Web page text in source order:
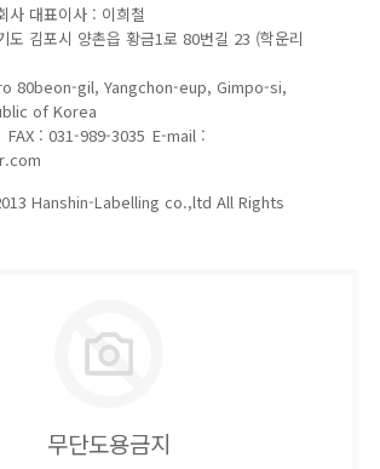
사 대표이사 : 이희철
도 김포시 양촌읍 황금1로 80번길 23 (학운리
80beon-gil, Yangchon-eup, Gimpo-si,
of Korea
FAX : 031-989-3035 E-mail :
Hanshin-Labelling co.,ltd All Rights
무단도용금지